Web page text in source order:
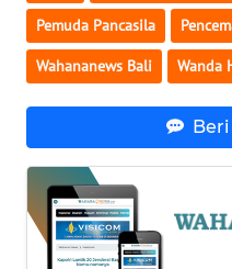
Pemuda Pancasila
Wahananews Bali Wanda
SUMSEL
WN
WN
LAMPUNG
WN
JATENG